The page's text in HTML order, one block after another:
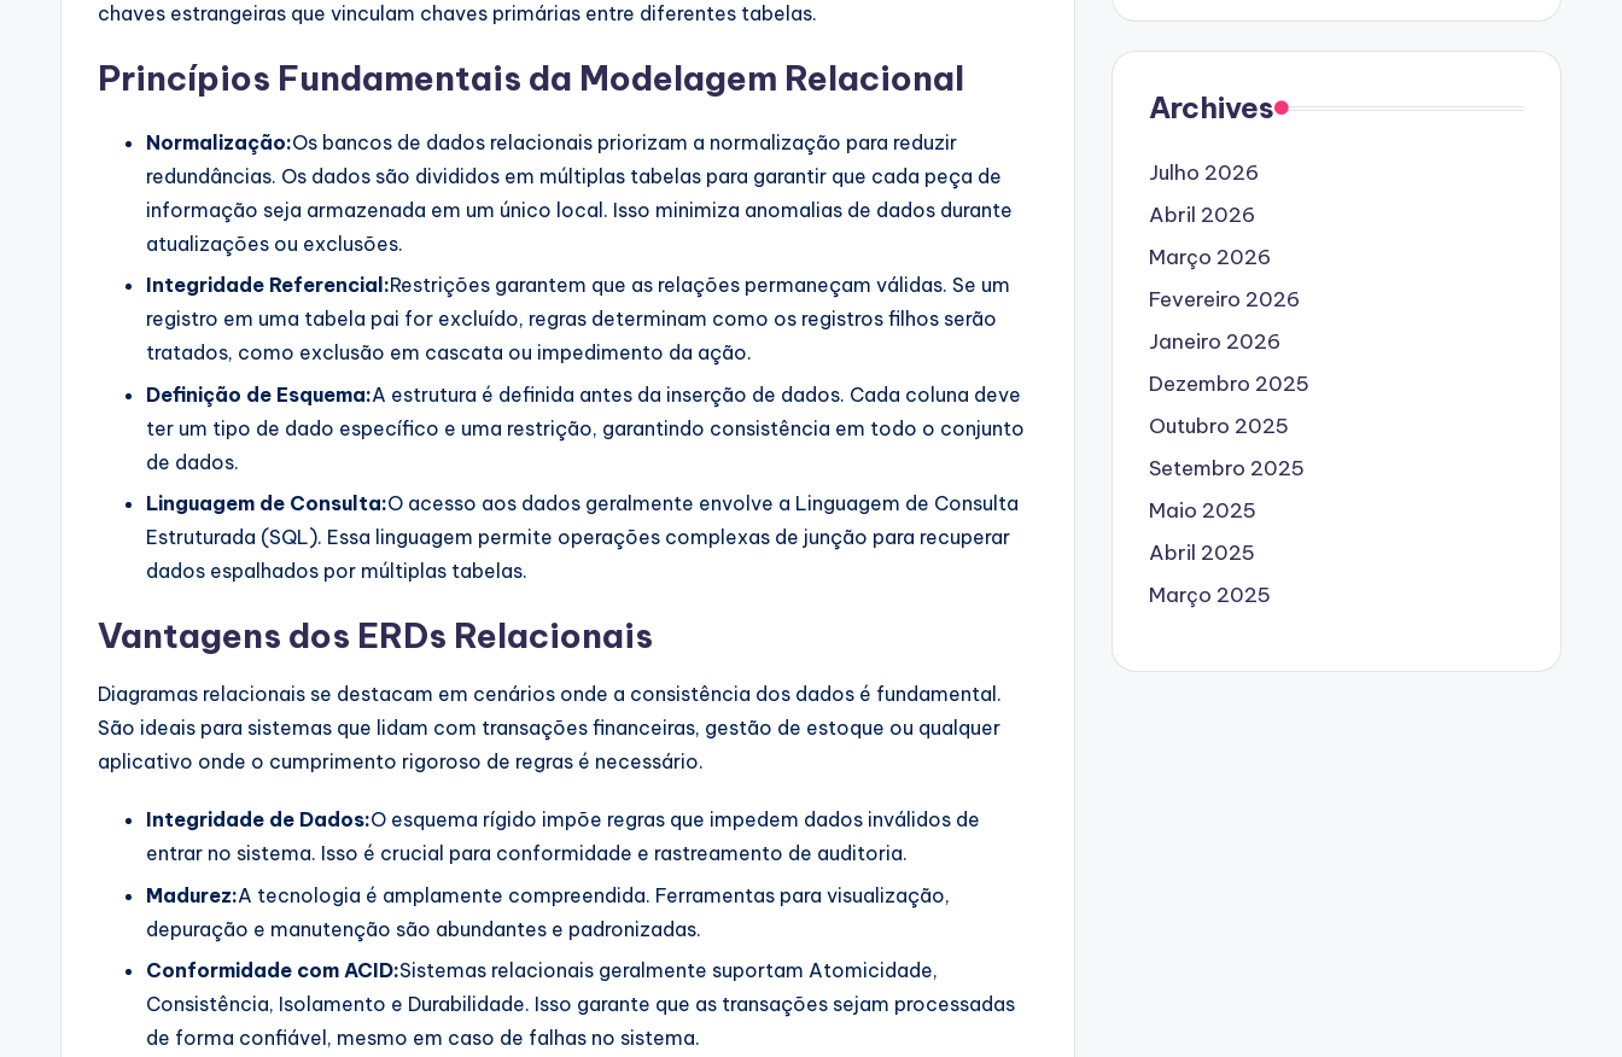
tr
chaves estrangeiras que vinculam chaves primárias entre diferentes tabelas.
Princípios Fundamentais da Modelagem Relacional
Normalização:Os bancos de dados relacionais priorizam a normalização para reduzir
redundâncias. Os dados são divididos em múltiplas tabelas para garantir que cada peça de
informação seja armazenada em um único local. Isso minimiza anomalias de dados durante
atualizações ou exclusões.
Integridade Referencial:Restrições garantem que as relações permaneçam válidas. Se um
registro em uma tabela pai for excluído, regras determinam como os registros filhos serão
tratados, como exclusão em cascata ou impedimento da ação.
Definição de Esquema:A estrutura é definida antes da inserção de dados. Cada coluna deve
ter um tipo de dado específico e uma restrição, garantindo consistência em todo o conjunto
de dados.
Linguagem de Consulta:O acesso aos dados geralmente envolve a Linguagem de Consulta
Estruturada (SQL). Essa linguagem permite operações complexas de junção para recuperar
dados espalhados por múltiplas tabelas.
Vantagens dos ERDs Relacionais
Diagramas relacionais se destacam em cenários onde a consistência dos dados é fundamental.
São ideais para sistemas que lidam com transações financeiras, gestão de estoque ou qualquer
aplicativo onde o cumprimento rigoroso de regras é necessário.
Integridade de Dados:O esquema rígido impõe regras que impedem dados inválidos de
entrar no sistema. Isso é crucial para conformidade e rastreamento de auditoria.
Madurez:A tecnologia é amplamente compreendida. Ferramentas para visualização,
depuração e manutenção são abundantes e padronizadas.
Conformidade com ACID:Sistemas relacionais geralmente suportam Atomicidade,
Consistência, Isolamento e Durabilidade. Isso garante que as transações sejam processadas
de forma confiável, mesmo em caso de falhas no sistema.
Archives
Julho 2026
Abril 2026
Março 2026
Fevereiro 2026
Janeiro 2026
Dezembro 2025
Outubro 2025
Setembro 2025
Maio 2025
Abril 2025
Março 2025